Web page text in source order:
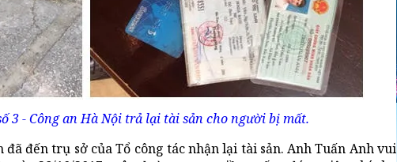
3 - Công an Hà Nội trả lại tài sản cho người bị mất.
đến trụ sở của Tổ công tác nhận lại tài sản. Anh Tuấn Anh vui